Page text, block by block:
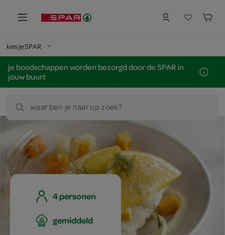
kies je SPAR
je boodschappen worden bezorgd door de SPAR in
jouw buurt
waar ben je naar op zoek?
4 personen
gemiddeld